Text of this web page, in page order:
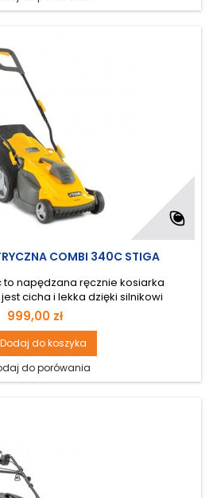
COMBI 340C STIGA
to napędzana ręcznie kosiarka
cicha i lekka dzięki silnikowi
1600 W i wadze zaledwie 13 kg. Ta
40-litrowy kosz z okienkiem do
napełnienia i praktyczny uchwyt
Szerokość koszenia maszyną Combi
to 38 cm
999,00 zł
Dodaj do koszyka
do porówania